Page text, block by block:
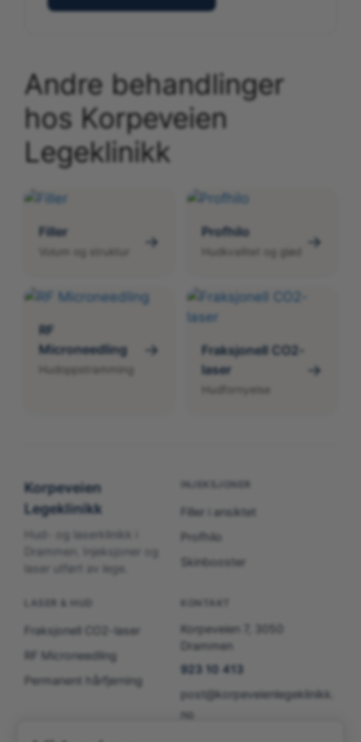
Andre behandlinger
hos Korpeveien
Legeklinikk
Filler → Profhilo
Hudkvalitet og glød →
RF
Microneedling
Hudoppstramming
→
Fraksjonell CO2-
laser
→
Korpeveien
Legeklinikk
Hud- og laserklinikk i
Drammen. Injeksjoner og
laser utført av lege.
INJEKSJONER
Filler i ansiktet
Profhilo
Skinbooster
Fraksjonell CO2-laser
RF Microneedling
Permanent hårfjerning
KONTAKT
Korpeveien 7, 3050
Drammen
923 10 413
post@korpeveienlegeklinikk.
no